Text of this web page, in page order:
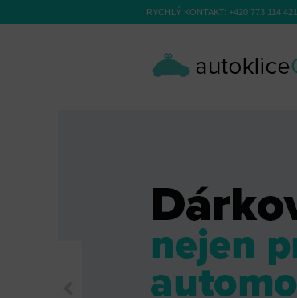
RYCHLÝ KONTAKT: +420 773 114 421